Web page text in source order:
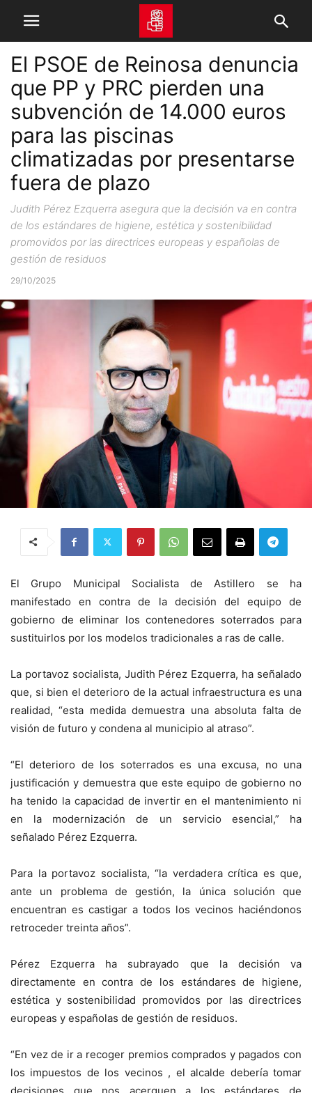
El PSOE de Reinosa denuncia
que PP y PRC pierden una
subvención de 14.000 euros
para las piscinas
climatizadas por presentarse
fuera de plazo
Judith Pérez Ezquerra asegura que la decisión va en contra
de los estándares de higiene, estética y sostenibilidad
promovidos por las directrices europeas y españolas de
gestión de residuos
29/10/2025
El Grupo Municipal Socialista de Astillero se ha
manifestado en contra de la decisión del equipo de
gobierno de eliminar los contenedores soterrados para
sustituirlos por los modelos tradicionales a ras de calle.
La portavoz socialista, Judith Pérez Ezquerra, ha señalado
que, si bien el deterioro de la actual infraestructura es una
realidad, “esta medida demuestra una absoluta falta de
visión de futuro y condena al municipio al atraso”.
“El deterioro de los soterrados es una excusa, no una
justificación y demuestra que este equipo de gobierno no
ha tenido la capacidad de invertir en el mantenimiento ni
en la modernización de un servicio esencial,” ha
señalado Pérez Ezquerra.
Para la portavoz socialista, “la verdadera crítica es que,
ante un problema de gestión, la única solución que
encuentran es castigar a todos los vecinos haciéndonos
retroceder treinta años”.
Pérez Ezquerra ha subrayado que la decisión va
directamente en contra de los estándares de higiene,
estética y sostenibilidad promovidos por las directrices
europeas y españolas de gestión de residuos.
“En vez de ir a recoger premios comprados y pagados con
los impuestos de los vecinos , el alcalde debería tomar
decisiones que nos acerquen a los estándares de